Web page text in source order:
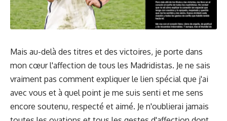
Mais au-delà des titres et des victoires, je porte dans
mon cœur l'affection de tous les Madridistas. Je ne sais
vraiment pas comment expliquer le lien spécial que j'ai
avec vous et à quel point je me suis senti et me sens
encore soutenu, respecté et aimé. Je n'oublierai jamais